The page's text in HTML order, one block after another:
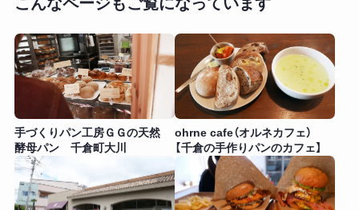
手づくりパン工房ＧＧの天然
酵母パン 千倉町大川
ohrne cafe（オルネカフェ）
【千倉の手作りパンのカフェ】